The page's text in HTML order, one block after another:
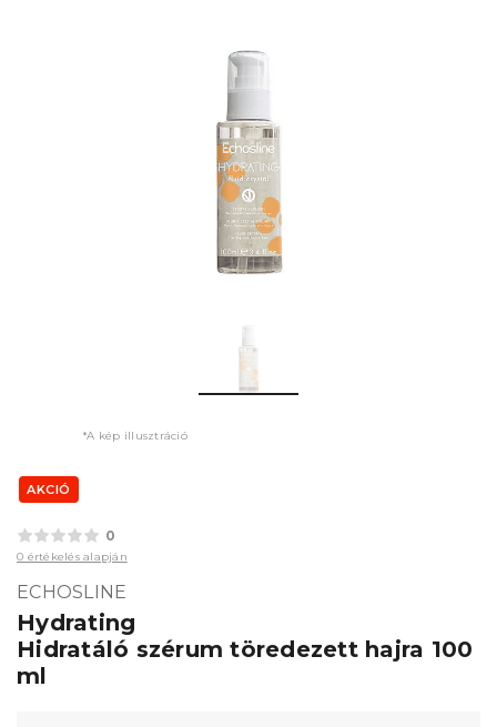
*A kép illusztráció
AKCIÓ
0
0 értékelés alapján
ECHOSLINE
Hydrating
Hidratáló szérum töredezett hajra 100
ml